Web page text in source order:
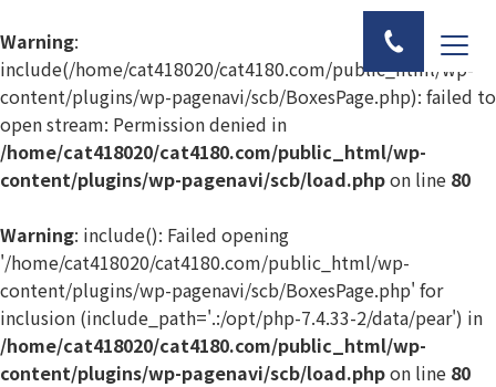
Warning:
include(/home/cat418020/cat4180.com/public_html/wp-
content/plugins/wp-pagenavi/scb/BoxesPage.php): failed to
open stream: Permission denied in
/home/cat418020/cat4180.com/public_html/wp-
content/plugins/wp-pagenavi/scb/load.phpon line 80
Warning: include(): Failed opening
'/home/cat418020/cat4180.com/public_html/wp-
content/plugins/wp-pagenavi/scb/BoxesPage.php' for
inclusion (include_path='.:/opt/php-7.4.33-2/data/pear') in
/home/cat418020/cat4180.com/public_html/wp-
content/plugins/wp-pagenavi/scb/load.phpon line 80